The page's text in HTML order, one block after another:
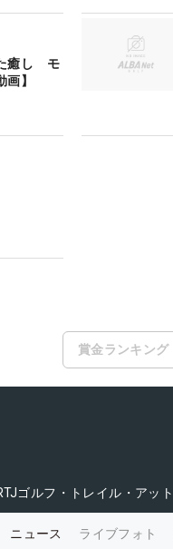
癒し モ
】
賞金ランキング
ゴルフ・トレイル・アッ
ニュース ライブフォト